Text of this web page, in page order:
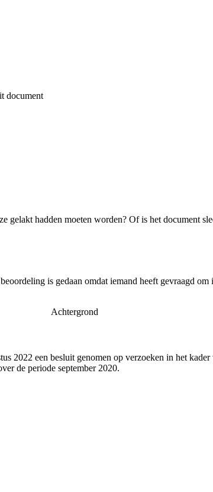
document
gelakt hadden moeten worden? Of is het document
is gedaan omdat iemand heeft gevraagd
Achtergrond
2022 een besluit genomen op verzoeken in het
de periode september 2020.